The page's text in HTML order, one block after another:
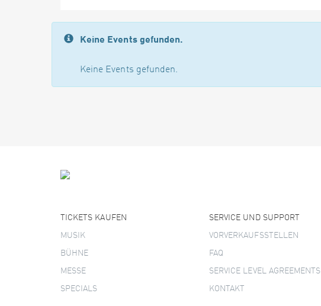
Keine Events gefunden.
Keine Events gefunden.
TICKETS KAUFEN
MUSIK
BÜHNE
MESSE
SPECIALS
SERVICE UND SUPPORT
VORVERKAUFSSTELLEN
FAQ
SERVICE LEVEL AGREEMENTS
KONTAKT